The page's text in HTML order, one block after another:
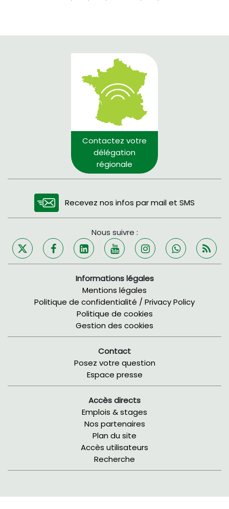
Contactez votre
délégation
régionale
Recevez nos infos par mail et SMS
Nous suivre :
Informations légales
Mentions légales
Politique de confidentialité / Privacy Policy
Politique de cookies
Gestion des cookies
Contact
Posez votre question
Espace presse
Accès directs
Emplois & stages
Nos partenaires
Plan du site
Accès utilisateurs
Recherche